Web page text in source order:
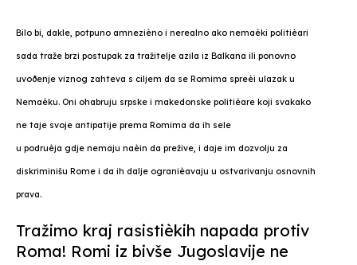
Bilo bi, dakle, potpuno amnezièno i nerealno ako nemaèki politièari
sada traže brzi postupak za tražitelje azila iz Balkana ili ponovno
uvoðenje viznog zahteva s ciljem da se Romima spreèi ulazak u
Nemaèku. Oni ohabruju srpske i makedonske politièare koji svakako
ne taje svoje antipatije prema Romima da ih sele
u podruèja gdje nemaju naèin da prežive, i daje im dozvolju za
diskriminišu Rome i da ih dalje ogranièavaju u ostvarivanju osnovnih
prava.
Tražimo kraj rasistièkih napada protiv
Roma! Romi iz bivše Jugoslavije ne